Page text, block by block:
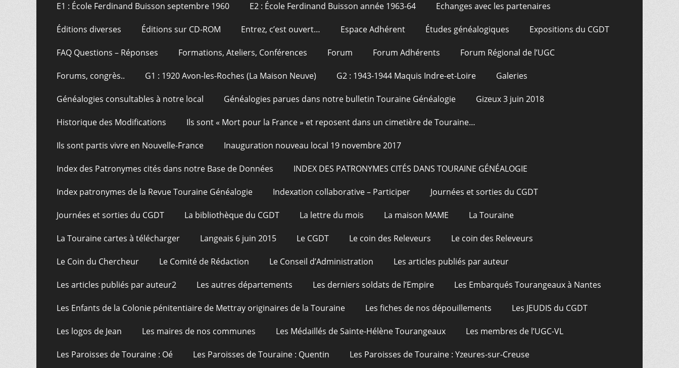
E1 : École Ferdinand Buisson septembre 1960 E2 : École Ferdinand Buisson année 1963-64 Echanges avec les partenaires
Éditions diverses Éditions sur CD-ROM Entrez, c’est ouvert… Espace Adhérent Études généalogiques Expositions du CGDT
FAQ Questions – Réponses Formations, Ateliers, Conférences Forum Forum Adhérents Forum Régional de l’UGC
Forums, congrès.. G1 : 1920 Avon-les-Roches (La Maison Neuve) G2 : 1943-1944 Maquis Indre-et-Loire Galeries
Généalogies consultables à notre local Généalogies parues dans notre bulletin Touraine Généalogie Gizeux 3 juin 2018
Historique des Modifications Ils sont « Mort pour la France » et reposent dans un cimetière de Touraine…
Ils sont partis vivre en Nouvelle-France Inauguration nouveau local 19 novembre 2017
Index des Patronymes cités dans notre Base de Données INDEX DES PATRONYMES CITÉS DANS TOURAINE GÉNÉALOGIE
Index patronymes de la Revue Touraine Généalogie Indexation collaborative – Participer Journées et sorties du CGDT
Journées et sorties du CGDT La bibliothèque du CGDT La lettre du mois La maison MAME La Touraine
La Touraine cartes à télécharger Langeais 6 juin 2015 Le CGDT Le coin des Releveurs Le coin des Releveurs
Le Coin du Chercheur Le Comité de Rédaction Le Conseil d’Administration Les articles publiés par auteur
Les articles publiés par auteur2 Les autres départements Les derniers soldats de l’Empire Les Embarqués Tourangeaux à Nantes
Les Enfants de la Colonie pénitentiaire de Mettray originaires de la Touraine Les fiches de nos dépouillements Les JEUDIS du CGDT
Les logos de Jean Les maires de nos communes Les Médaillés de Sainte-Hélène Tourangeaux Les membres de l’UGC-VL
Les Paroisses de Touraine : Oé Les Paroisses de Touraine : Quentin Les Paroisses de Touraine : Yzeures-sur-Creuse